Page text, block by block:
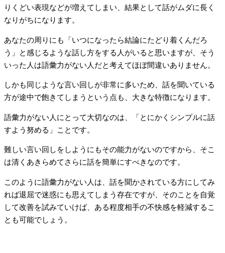
りくどい表現などが増えてしまい、結果として話がムダに長く
なりがちになります。
あなたの周りにも「いつになったら結論にたどり着くんだろ
う」と感じるような話し方をする人がいると思いますが、そう
いった人は語彙力がない人だと考えてほぼ間違いありません。
しかも同じような言い回しが非常に多いため、話を聞いている
方が途中で飽きてしまうという点も、大きな特徴になります。
語彙力がない人にとって大切なのは、「とにかくシンプルに話
すよう努める」ことです。
難しい言い回しをしようにもその能力がないのですから、そこ
は清くあきらめてさらに話を簡単にすべきなのです。
このように語彙力がない人は、話を聞かされている方にしてみ
れば退屈で迷惑にも思えてしまう存在ですが、そのことを自覚
して改善を試みていけば、ある程度相手の不快感を軽減するこ
とも可能でしょう。